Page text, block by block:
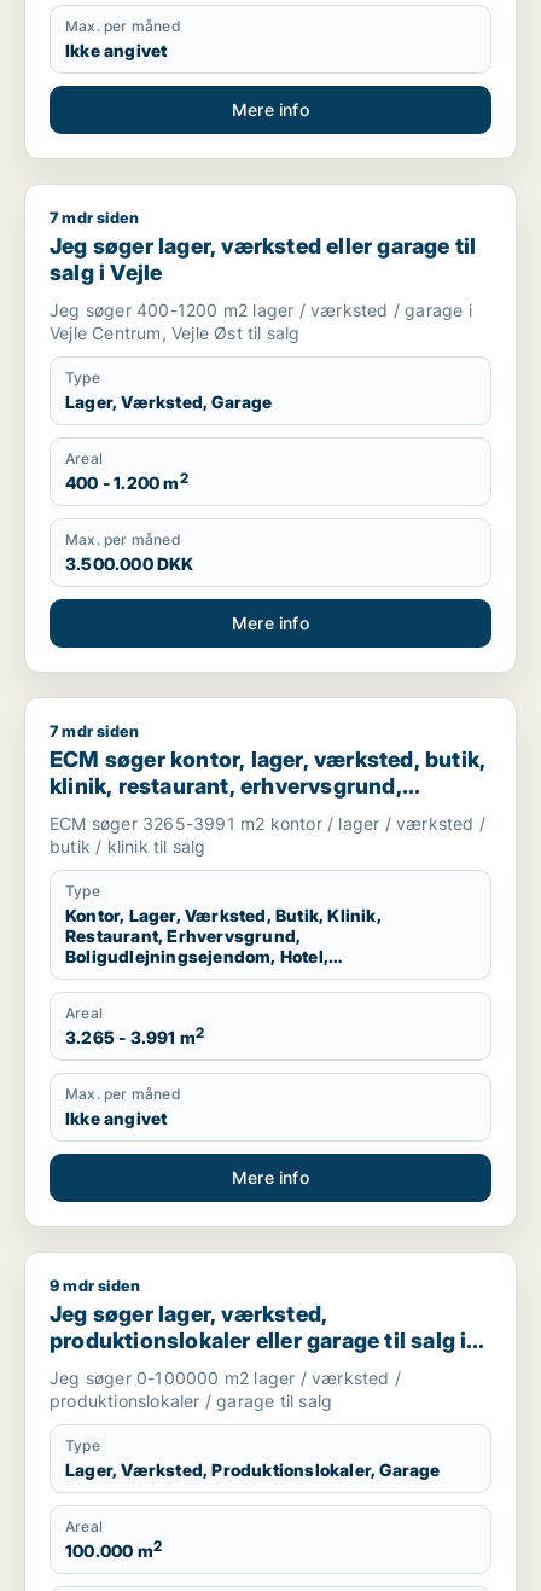
Max. per måned
Ikke angivet
Mere info
Jeg søger lager, værksted eller garage til salg i Vejle
7 mdr siden
Jeg søger lager, værksted eller garage til
salg i Vejle
Jeg søger 400-1200 m2 lager / værksted / garage i
Vejle Centrum, Vejle Øst til salg
Type
Lager, Værksted, Garage
Areal
400 - 1.200 m2
Max. per måned
3.500.000 DKK
Mere info
ECM søger kontor, lager, værksted, butik, klinik,
7 mdr siden
ECM søger kontor, lager, værksted, butik,
klinik, restaurant, erhvervsgrund,
boligudlejningsejendom, hotel,
produktionslokaler eller garage til salg i
Kolding, Egtved eller Almind m.fl.
ECM søger 3265-3991 m2 kontor / lager / værksted /
butik / klinik til salg
Type
Kontor, Lager, Værksted, Butik, Klinik,
Restaurant, Erhvervsgrund,
Boligudlejningsejendom, Hotel,
Produktionslokaler, Garage
Areal
3.265 - 3.991 m2
Max. per måned
Ikke angivet
Mere info
Jeg søger lager, værksted, produktionslokaler eller garage
9 mdr siden
Jeg søger lager, værksted,
produktionslokaler eller garage til salg i
Vejen, Brørup eller Holsted m.fl.
Jeg søger 0-100000 m2 lager / værksted /
produktionslokaler / garage til salg
Type
Lager, Værksted, Produktionslokaler, Garage
Areal
100.000 m2